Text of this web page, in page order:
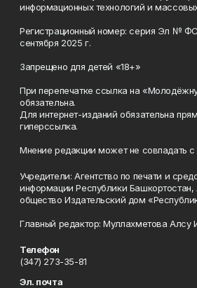
информационных технологий и
Регистрационный номер: серия Эл №
сентября 2025 г.
Запрещено для детей «18+»
При перепечатке ссылка на
обязательна.
Для интернет-изданий обязательна
гиперссылка.
Мнение редакции может не совпадать
Учредители: Агентство по печати и
информации Республики Башкортостан,
общество Издательский дом
Главный редактор: Муллахметова Алсу
Телефон
(347) 273-35-81
Эл. почта